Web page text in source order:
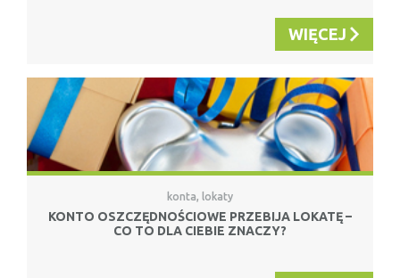
WIĘCEJ
konta, lokaty
KONTO OSZCZĘDNOŚCIOWE PRZEBIJA LOKATĘ –
CO TO DLA CIEBIE ZNACZY?